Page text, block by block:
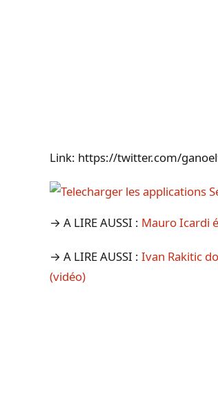
Link: https://twitter.com/
→ A LIRE AUSSI : Mauro Icardi
→ A LIRE AUSSI : Ivan Rakitic
(vidéo)